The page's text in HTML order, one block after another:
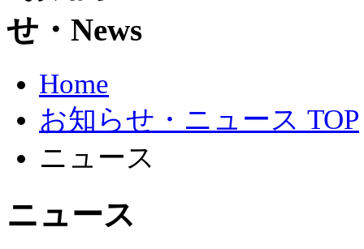
Home
お知らせ・ニュース TOP
ニュース
ニュース